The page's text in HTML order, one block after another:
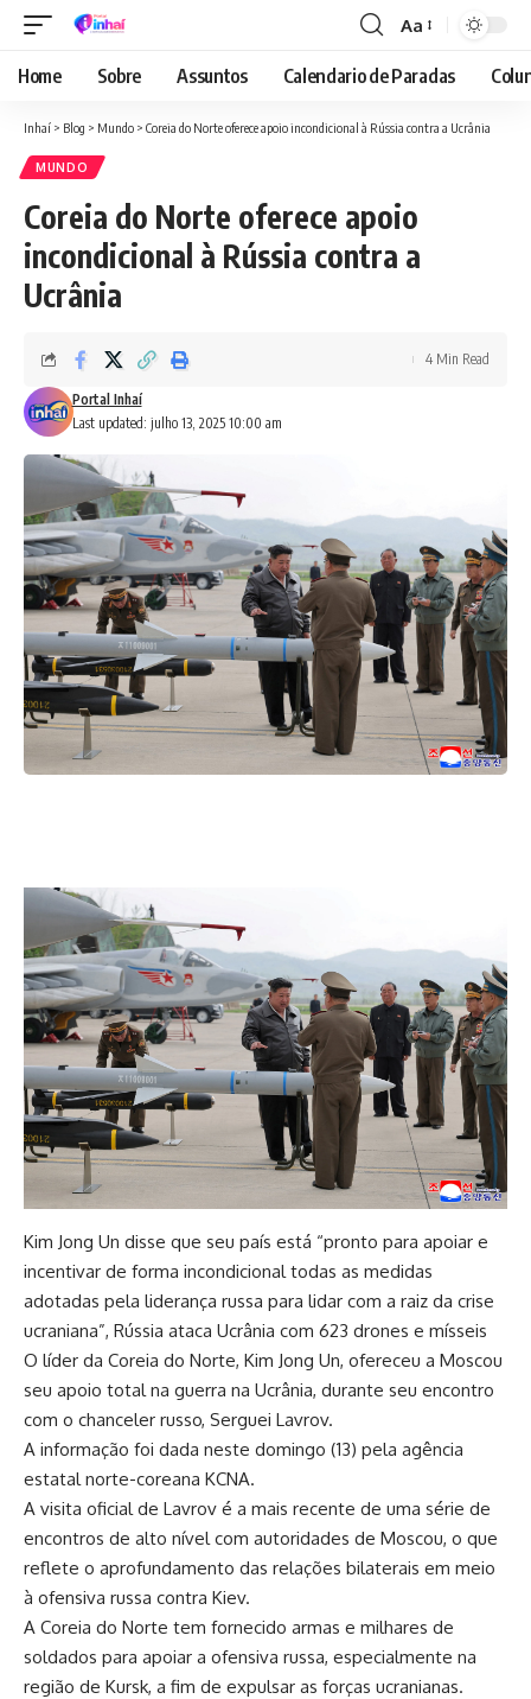
Font
Resizer
Aa
Home Sobre Assuntos Calendario de Paradas
Inhaí > Blog > Mundo > Coreia do Norte oferece apoio incondicional à Rússia contra a Ucrânia
MUNDO
Coreia do Norte oferece apoio
incondicional à Rússia contra a
Ucrânia
Last updated: julho 13, 2025 10:00 am
Portal Inhaí
4 Min Read
Kim Jong Un disse que seu país está “pronto para apoiar e
incentivar de forma incondicional todas as medidas
adotadas pela liderança russa para lidar com a raiz da crise
ucraniana”, Rússia ataca Ucrânia com 623 drones e mísseis
O líder da Coreia do Norte, Kim Jong Un, ofereceu a Moscou
seu apoio total na guerra na Ucrânia, durante seu encontro
com o chanceler russo, Serguei Lavrov.
A informação foi dada neste domingo (13) pela agência
estatal norte-coreana KCNA.
A visita oficial de Lavrov é a mais recente de uma série de
encontros de alto nível com autoridades de Moscou, o que
reflete o aprofundamento das relações bilaterais em meio
à ofensiva russa contra Kiev.
A Coreia do Norte tem fornecido armas e milhares de
soldados para apoiar a ofensiva russa, especialmente na
região de Kursk, a fim de expulsar as forças ucranianas.